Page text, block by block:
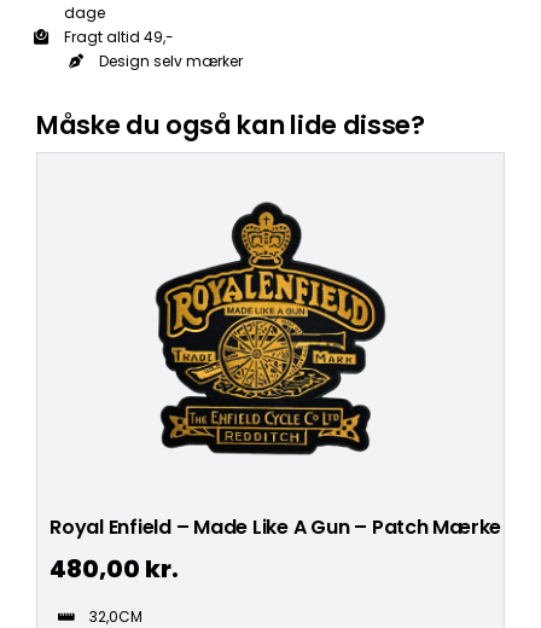
dage
Fragt altid 49,-
Design selv mærker
Måske du også kan lide disse?
Royal Enfield – Made Like A Gun – Patch Mærke
480,00 kr.
32,0CM